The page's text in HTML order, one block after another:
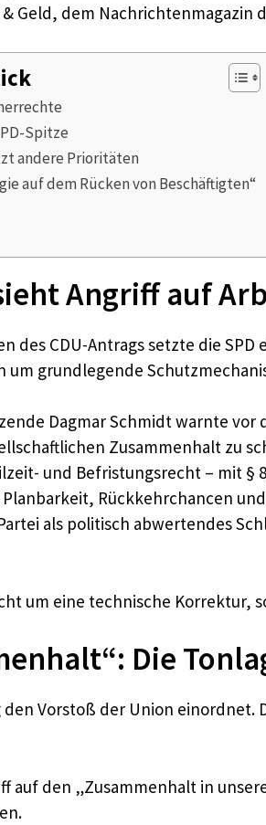
dem Nachrichtenmagazin
Spitze
andere Prioritäten
auf dem Rücken von Beschäftigten“
Angriff auf
des CDU-Antrags setzte die
um grundlegende
Dagmar Schmidt warnte
Zusammenhalt zu
und Befristungsrecht – mit §
Rückkehrchancen
als politisch abwertendes
um eine technische
Die
Vorstoß der Union
auf den „Zusammenhalt in